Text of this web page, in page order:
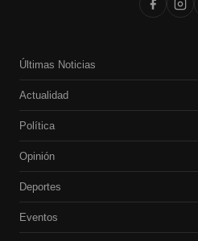
Últimas Noticias
Actualidad
Política
Opinión
Deportes
Eventos